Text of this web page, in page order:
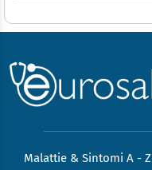
Malattie & Sintomi A - Z